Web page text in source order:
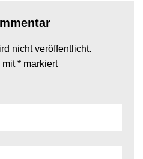
nicht veröffentlicht.
mit* markiert